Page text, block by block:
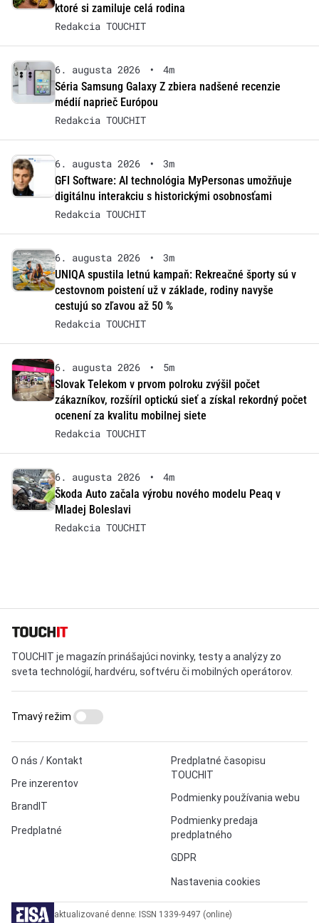
ktoré si zamiluje celá rodina
Redakcia TOUCHIT
6. augusta 2026 •
4m
Séria Samsung Galaxy Z zbiera nadšené recenzie
médií naprieč Európou
Redakcia TOUCHIT
6. augusta 2026 •
3m
GFI Software: AI technológia MyPersonas umožňuje
digitálnu interakciu s historickými osobnosťami
Redakcia TOUCHIT
6. augusta 2026 •
3m
UNIQA spustila letnú kampaň: Rekreačné športy sú v
cestovnom poistení už v základe, rodiny navyše
cestujú so zľavou až 50 %
Redakcia TOUCHIT
6. augusta 2026 •
5m
Slovak Telekom v prvom polroku zvýšil počet
zákazníkov, rozšíril optickú sieť a získal rekordný počet
ocenení za kvalitu mobilnej siete
Redakcia TOUCHIT
6. augusta 2026 •
4m
Škoda Auto začala výrobu nového modelu Peaq v
Mladej Boleslavi
Redakcia TOUCHIT
TOUCHIT je magazín prinášajúci novinky, testy a analýzy zo
sveta technológií, hardvéru, softvéru či mobilných operátorov.
O nás / Kontakt
Pre inzerentov
BrandIT
Predplatné
Predplatné časopisu
TOUCHIT
Podmienky používania webu
Podmienky predaja
predplatného
GDPR
Nastavenia cookies
Tmavý režim
aktualizované denne: ISSN 1339-9497 (online)